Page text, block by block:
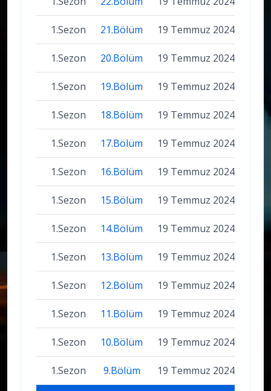
1.Sezon 21.Bölüm 19 Temmuz 2024
1.Sezon 20.Bölüm 19 Temmuz 2024
1.Sezon 19.Bölüm 19 Temmuz 2024
1.Sezon 18.Bölüm 19 Temmuz 2024
1.Sezon 17.Bölüm 19 Temmuz 2024
1.Sezon 16.Bölüm 19 Temmuz 2024
1.Sezon 15.Bölüm 19 Temmuz 2024
1.Sezon 14.Bölüm 19 Temmuz 2024
1.Sezon 13.Bölüm 19 Temmuz 2024
1.Sezon 12.Bölüm 19 Temmuz 2024
1.Sezon 11.Bölüm 19 Temmuz 2024
1.Sezon 10.Bölüm 19 Temmuz 2024
1.Sezon 9.Bölüm 19 Temmuz 2024